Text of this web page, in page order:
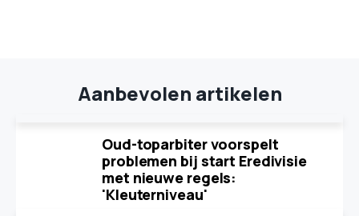
Aanbevolen artikelen
Oud-toparbiter voorspelt
problemen bij start Eredivisie
met nieuwe regels:
'Kleuterniveau'